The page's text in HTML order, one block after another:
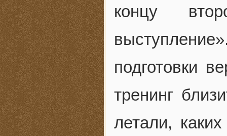
концу
подготовки
тренинг
летали,